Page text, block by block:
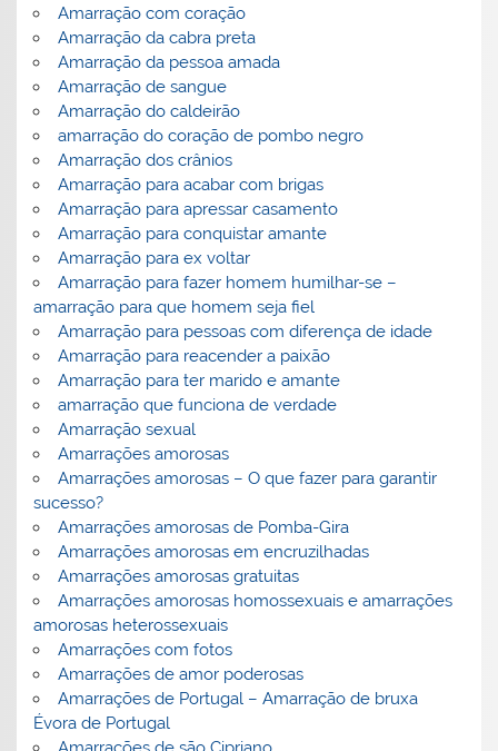
Amarração com coração
Amarração da cabra preta
Amarração da pessoa amada
Amarração de sangue
Amarração do caldeirão
amarração do coração de pombo negro
Amarração dos crânios
Amarração para acabar com brigas
Amarração para apressar casamento
Amarração para conquistar amante
Amarração para ex voltar
Amarração para fazer homem humilhar-se –
amarração para que homem seja fiel
Amarração para pessoas com diferença de idade
Amarração para reacender a paixão
Amarração para ter marido e amante
amarração que funciona de verdade
Amarração sexual
Amarrações amorosas
Amarrações amorosas – O que fazer para garantir
sucesso?
Amarrações amorosas de Pomba-Gira
Amarrações amorosas em encruzilhadas
Amarrações amorosas gratuitas
Amarrações amorosas homossexuais e amarrações
amorosas heterossexuais
Amarrações com fotos
Amarrações de amor poderosas
Amarrações de Portugal – Amarração de bruxa
Évora de Portugal